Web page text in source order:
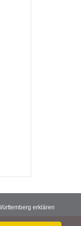
erklären